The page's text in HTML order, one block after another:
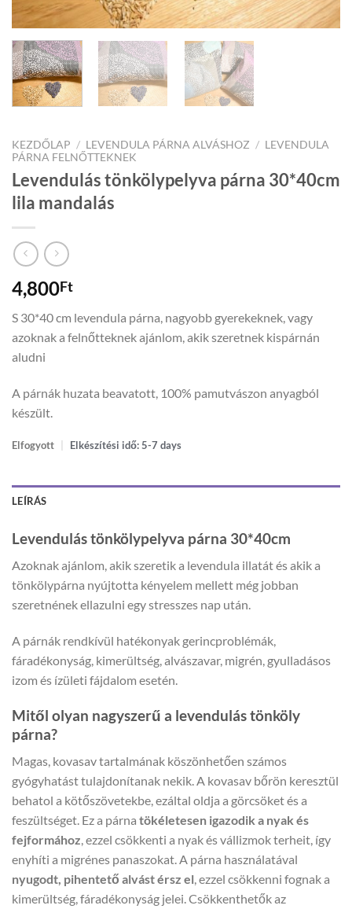
KEZDŐLAP / LEVENDULA PÁRNA ALVÁSHOZ / LEVENDULA
PÁRNA FELNŐTTEKNEK
Levendulás tönkölypelyva párna 30*40cm
lila mandalás
4,800Ft
S 30*40 cm levendula párna, nagyobb gyerekeknek, vagy
azoknak a felnőtteknek ajánlom, akik szeretnek kispárnán
aludni
A párnák huzata beavatott, 100% pamutvászon anyagból
készült.
Elfogyott Elkészítési idő: 5-7 days
LEÍRÁS
Levendulás tönkölypelyva párna 30*40cm
Azoknak ajánlom, akik szeretik a levendula illatát és akik a
tönkölypárna nyújtotta kényelem mellett még jobban
szeretnének ellazulni egy stresszes nap után.
A párnák rendkívül hatékonyak gerincproblémák,
fáradékonyság, kimerültség, alvászavar, migrén, gyulladásos
izom és ízületi fájdalom esetén.
Mitől olyan nagyszerű a levendulás tönköly
párna?
Magas, kovasav tartalmának köszönhetően számos
gyógyhatást tulajdonítanak nekik. A kovasav bőrön keresztül
behatol a kötőszövetekbe, ezáltal oldja a görcsöket és a
feszültséget. Ez a párna tökéletesen igazodik a nyak és
fejformához, ezzel csökkenti a nyak és vállizmok terheit, így
enyhíti a migrénes panaszokat. A párna használatával
nyugodt, pihentető alvást érsz el, ezzel csökkenni fognak a
kimerültség, fáradékonyság jelei. Csökkenthetők az